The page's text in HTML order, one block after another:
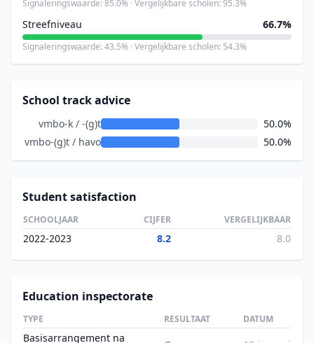
Signaleringswaarde: 85.0% · Vergelijkbare scholen: 95.3%
Streefniveau 66.7%
Signaleringswaarde: 43.5% · Vergelijkbare scholen: 54.3%
School track advice
vmbo-k / -(g)t
50.0%
vmbo-(g)t / havo
50.0%
Student satisfaction
SCHOOLJAAR CIJFER VERGELIJKBAAR
2022-2023 8.2 8.0
Education inspectorate
TYPE RESULTAAT DATUM
Basisarrangement na